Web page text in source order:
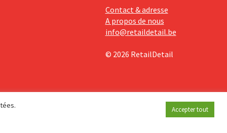
Contact & adresse
A propos de nous
info@retaildetail.be
© 2026 RetailDetail
Accepter tout